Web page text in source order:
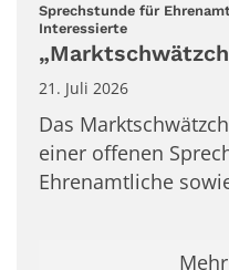
Sprechstunde für
Interessierte:
21. Juli 2026
Das
einer offenen
Ehrenamtliche